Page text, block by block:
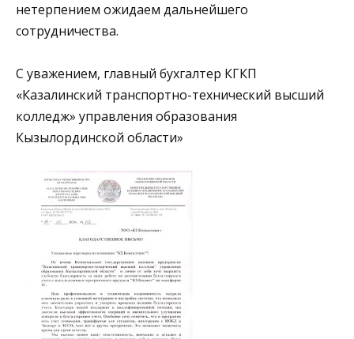
нетерпением ожидаем дальнейшего
сотрудничества.
С уважением, главный бухгалтер КГКП
«Казалинский транспортно-технический высший
колледж» управления образования
Кызылординской области»